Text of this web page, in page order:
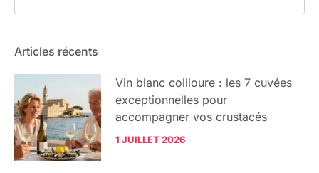
Articles récents
Vin blanc collioure : les 7 cuvées
exceptionnelles pour
accompagner vos crustacés
1 JUILLET 2026